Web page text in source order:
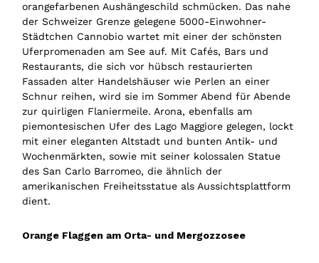
orangefarbenen Aushängeschild schmücken. Das nahe
der Schweizer Grenze gelegene 5000-Einwohner-
Städtchen Cannobio wartet mit einer der schönsten
Uferpromenaden am See auf. Mit Cafés, Bars und
Restaurants, die sich vor hübsch restaurierten
Fassaden alter Handelshäuser wie Perlen an einer
Schnur reihen, wird sie im Sommer Abend für Abende
zur quirligen Flaniermeile. Arona, ebenfalls am
piemontesischen Ufer des Lago Maggiore gelegen, lockt
mit einer eleganten Altstadt und bunten Antik- und
Wochenmärkten, sowie mit seiner kolossalen Statue
des San Carlo Barromeo, die ähnlich der
amerikanischen Freiheitsstatue als Aussichtsplattform
dient.
Orange Flaggen am Orta- und Mergozzosee